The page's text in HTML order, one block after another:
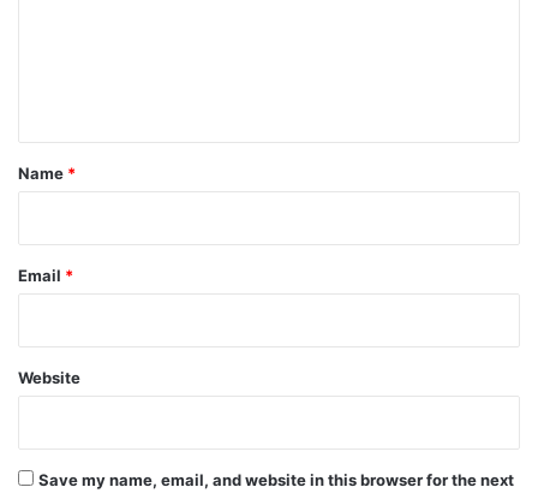
*
Name *
Email *
Website
Save my name, email, and website in this browser for the next